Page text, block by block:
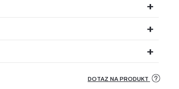
DOTAZ NA PRODUKT